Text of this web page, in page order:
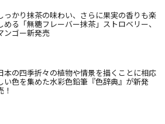
っかり抹茶の味わい、さらに果実の香りも楽
める「無糖フレーバー抹茶」ストロベリー、
ンゴー新発売
本の四季折々の植物や情景を描くことに相応
い色を集めた水彩色鉛筆『色辞典』が新発
！